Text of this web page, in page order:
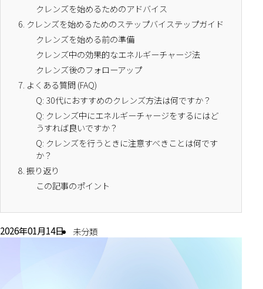
クレンズを始めるためのアドバイス
6. クレンズを始めるためのステップバイステップガイド
クレンズを始める前の準備
クレンズ中の効果的なエネルギーチャージ法
クレンズ後のフォローアップ
7. よくある質問 (FAQ)
Q: 30代におすすめのクレンズ方法は何ですか？
Q: クレンズ中にエネルギーチャージをするにはど
うすれば良いですか？
Q: クレンズを行うときに注意すべきことは何です
か？
8.振り返り
この記事のポイント
2026年01月14日 未分類